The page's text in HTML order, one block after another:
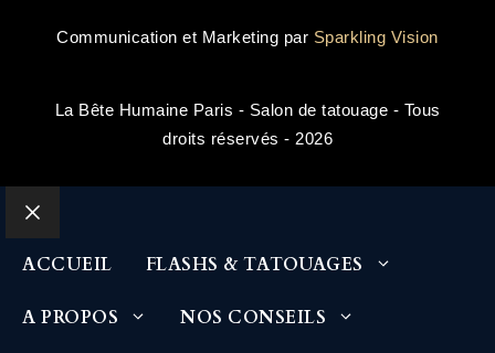
Communication et Marketing par Sparkling Vision
La Bête Humaine Paris - Salon de tatouage - Tous
droits réservés - 2026
Close
ACCUEIL FLASHS & TATOUAGES
A PROPOS NOS CONSEILS